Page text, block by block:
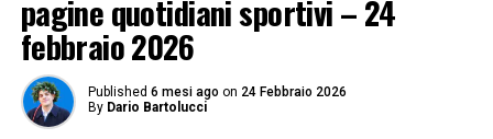
pagine quotidiani sportivi – 24
febbraio 2026
Published 6 mesi ago on 24 Febbraio 2026
By Dario Bartolucci